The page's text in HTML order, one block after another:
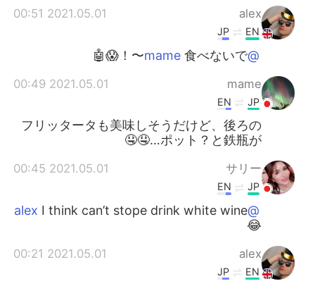
alex
2021.05.01 00:51
EN
JP
@mame
食べないで〜！😱🤖
mame
2021.05.01 00:49
JP
EN
フリッタータも美味しそうだけど、後ろの
ポット？と鉄瓶が…🤤🤤
サリー
2021.05.01 00:45
JP
EN
@alex
I think can’t stope drink white wine
😂
alex
2021.05.01 00:21
EN
JP